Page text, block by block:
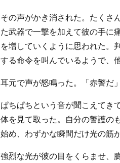
その声がかき消された。たくさ
た武器で一撃を加えて彼の手に
を増していくように思われた。
する命令を叫んでいるようで、
耳元で声が怒鳴った。「赤警だ
ぱちぱちという音が聞こえてき
体を見て取った。自分の警護の
始め、わずかな瞬間だけ光の筋
強烈な光が彼の目をくらませ、